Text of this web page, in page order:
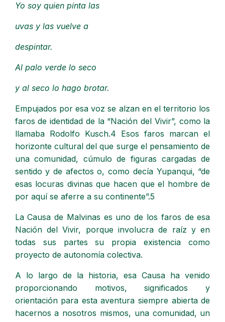
Yo soy quien pinta las
uvas y las vuelve a
despintar.
Al palo verde lo seco
y al seco lo hago brotar.
Empujados por esa voz se alzan en el territorio los
faros de identidad de la “Nación del Vivir”, como la
llamaba Rodolfo Kusch.4 Esos faros marcan el
horizonte cultural del que surge el pensamiento de
una comunidad, cúmulo de figuras cargadas de
sentido y de afectos o, como decía Yupanqui, “de
esas locuras divinas que hacen que el hombre de
por aquí se aferre a su continente”.5
La Causa de Malvinas es uno de los faros de esa
Nación del Vivir, porque involucra de raíz y en
todas sus partes su propia existencia como
proyecto de autonomía colectiva.
A lo largo de la historia, esa Causa ha venido
proporcionando motivos, significados y
orientación para esta aventura siempre abierta de
hacernos a nosotros mismos, una comunidad, un